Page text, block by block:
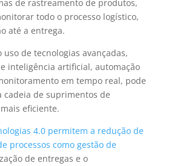
de rastreamento de produtos,
todo o processo logístico,
até a entrega.
uso de tecnologias avançadas,
inteligência artificial, automação
em tempo real, pode
de suprimentos de
eficiente.
4.0 permitem a redução de
processos como gestão de
de entregas e o